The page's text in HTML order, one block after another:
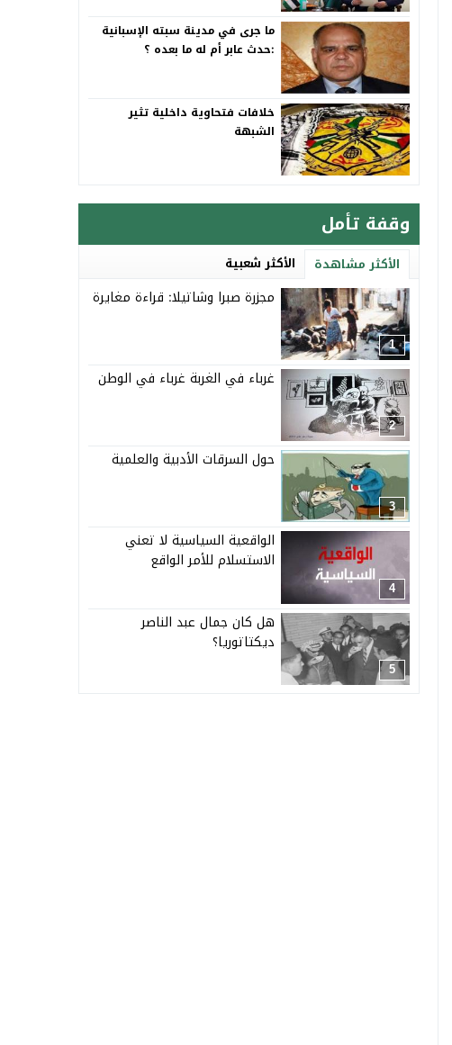
ما جرى في مدينة سبته الإسبانية
:حدث عابر أم له ما بعده ؟
خلافات فتحاوية داخلية تثير
الشبهة
وقفة تأمل
الأكثر مشاهدة الأكثر شعبية
1
مجزرة صبرا وشاتيلا: قراءة مغايرة
2
غرباء في الغربة غرباء في الوطن
3
حول السرقات الأدبية والعلمية
4
الواقعية السياسية لا تعني
الاستسلام للأمر الواقع
5
هل كان جمال عبد الناصر
ديكتاتوريا؟